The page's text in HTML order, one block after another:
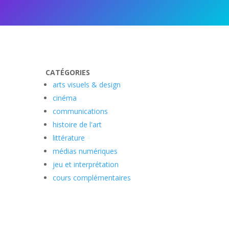
CATÉGORIES
arts visuels & design
cinéma
communications
histoire de l'art
littérature
médias numériques
jeu et interprétation
cours complémentaires